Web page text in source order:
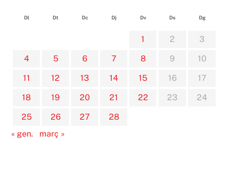
Dl Dt Dc Dj Dv Ds Dg
1 2
3
4
5 6 7 8 9
10
11
12 13 14 15 16
17
18
19 20 21 22 23
24
25
26 27
28
« gen.
març »